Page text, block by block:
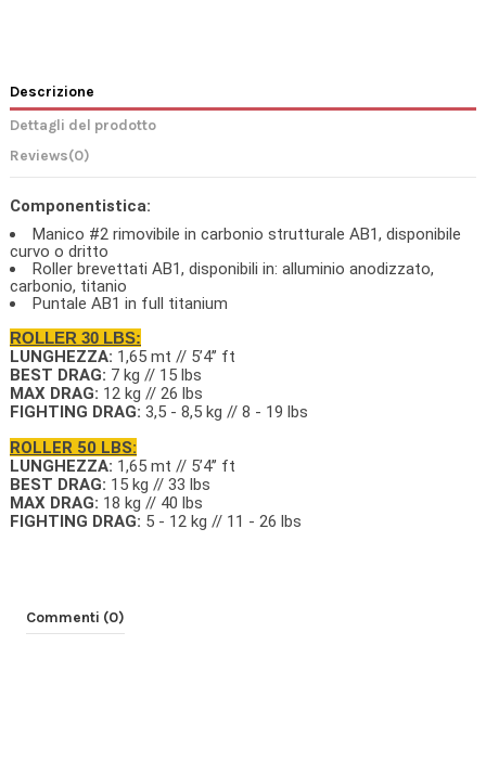
Descrizione
Dettagli del prodotto
Reviews(0)
Componentistica:
Manico #2 rimovibile in carbonio strutturale AB1, disponibile
curvo o dritto
Roller brevettati AB1, disponibili in: alluminio anodizzato,
carbonio, titanio
Puntale AB1 in full titanium
ROLLER 30 LBS:
LUNGHEZZA: 1,65 mt // 5’4’’ ft
BEST DRAG: 7 kg // 15 lbs
MAX DRAG: 12 kg // 26 lbs
FIGHTING DRAG: 3,5 - 8,5 kg // 8 - 19 lbs
ROLLER 50 LBS:
LUNGHEZZA: 1,65 mt // 5’4’’ ft
BEST DRAG: 15 kg // 33 lbs
MAX DRAG: 18 kg // 40 lbs
FIGHTING DRAG: 5 - 12 kg // 11 - 26 lbs
Commenti (0)